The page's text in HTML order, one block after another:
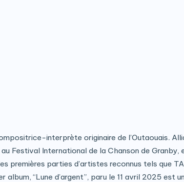
interprète originaire de l’Outaouais.
Festival International de la Chanson de
premières parties d’artistes reconnus tels
album, “Lune d’argent”, paru le 11 avril 2025